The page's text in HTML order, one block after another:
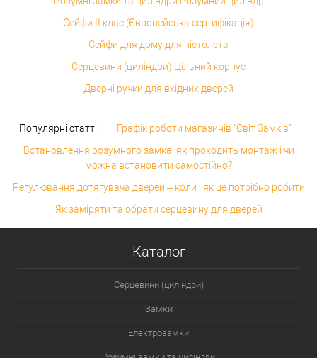
Сейфи II клас (Європейська сертифікація)
Сейфи для дому для пістолета
Серцевини (циліндри) Цільний корпус
Дверні ручки для вхідних дверей
Популярні статті:
Графік роботи магазинів "Світ Замків"
Встановлення розумного замка: як проходить монтаж і чи
можна встановити самостійно?
Регулювання дотягувача дверей – коли і як це потрібно робити
Як заміряти та обрати серцевину для дверей
Каталог
Серцевини (циліндри)
Замки
Електрозамки